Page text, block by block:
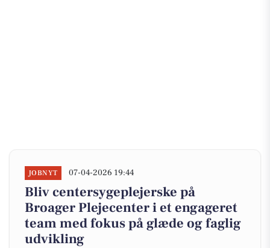
JOBNYT 07-04-2026 19:44
Bliv centersygeplejerske på
Broager Plejecenter i et engageret
team med fokus på glæde og faglig
udvikling